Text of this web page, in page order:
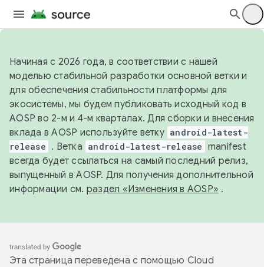
Начиная с 2026 года, в соответствии с нашей
моделью стабильной разработки основной ветки и
для обеспечения стабильности платформы для
экосистемы, мы будем публиковать исходный код в
AOSP во 2-м и 4-м кварталах. Для сборки и внесения
вклада в AOSP используйте ветку android-latest-
release . Ветка android-latest-release manifest
всегда будет ссылаться на самый последний релиз,
выпущенный в AOSP. Для получения дополнительной
информации см. раздел «Изменения в AOSP» .
Эта страница переведена с помощью Cloud